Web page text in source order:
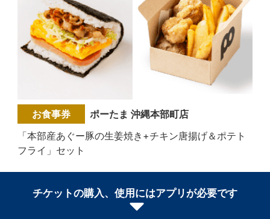
お食事券
ポーたま 沖縄本部町店
「本部産あぐー豚の生姜焼き+チキン唐揚げ＆ポテト
フライ」セット
チケットの購入、使用にはアプリが必要です